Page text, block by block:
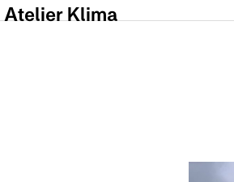
Atelier Klima